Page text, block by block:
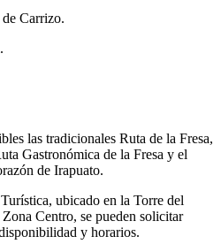
Carrizo.
las tradicionales Ruta de la Fresa,
Gastronómica de la Fresa y el
de Irapuato.
ubicado en la Torre del
Centro, se pueden solicitar
y horarios.